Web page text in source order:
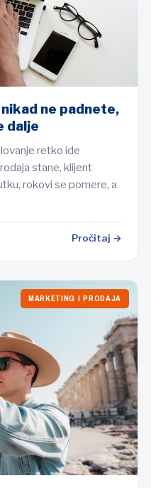
ne padnete,
dalje
retko ide
stane, klijent
rokovi se pomere, a
Pročitaj →
MARKETING I PRODAJA